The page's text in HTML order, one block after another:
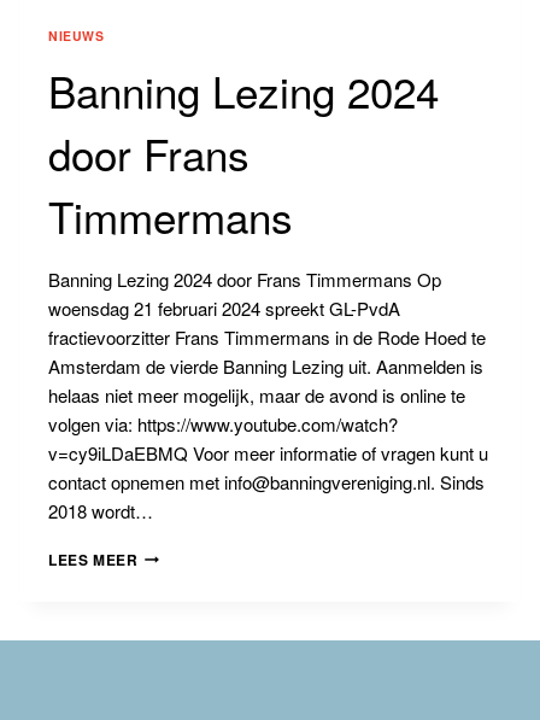
NIEUWS
Banning Lezing 2024
door Frans
Timmermans
Banning Lezing 2024 door Frans Timmermans Op
woensdag 21 februari 2024 spreekt GL-PvdA
fractievoorzitter Frans Timmermans in de Rode Hoed te
Amsterdam de vierde Banning Lezing uit. Aanmelden is
helaas niet meer mogelijk, maar de avond is online te
volgen via: https://www.youtube.com/watch?
v=cy9iLDaEBMQ Voor meer informatie of vragen kunt u
contact opnemen met info@banningvereniging.nl. Sinds
2018 wordt…
LEES MEER BANNING
FRANS